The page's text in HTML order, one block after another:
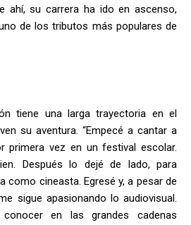
ahí, su carrera ha ido en ascenso,
de los tributos más populares de
tiene una larga trayectoria en el
su aventura. “Empecé a cantar a
primera vez en un festival escolar.
Después lo dejé de lado, para
como cineasta. Egresé y, a pesar de
sigue apasionando lo audiovisual.
en las grandes cadenas